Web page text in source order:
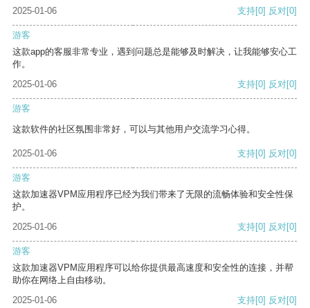
2025-01-06
支持[0] 反对[0]
游客
这款app的客服非常专业，遇到问题总是能够及时解决，让我能够安心工
作。
2025-01-06
支持[0] 反对[0]
游客
这款软件的社区氛围非常好，可以与其他用户交流学习心得。
2025-01-06 支持[0] 反对[0]
游客
这款加速器VPM应用程序已经为我们带来了无限的流畅体验和安全性保
护。
2025-01-06
支持[0] 反对[0]
游客
这款加速器VPM应用程序可以给你提供最高速度和安全性的连接，并帮
助你在网络上自由移动。
2025-01-06
支持[0] 反对[0]